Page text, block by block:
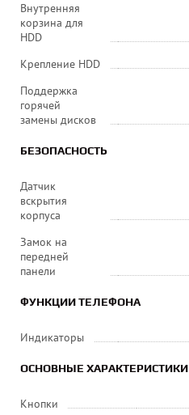
Внутренняя
корзина для
HDD
Крепление HDD
Поддержка
горячей
замены дисков
БЕЗОПАСНОСТЬ
Датчик
вскрытия
корпуса
Замок на
передней
панели
ФУНКЦИИ ТЕЛЕФОНА
Индикаторы
ОСНОВНЫЕ ХАРАКТЕРИСТИКИ
Кнопки